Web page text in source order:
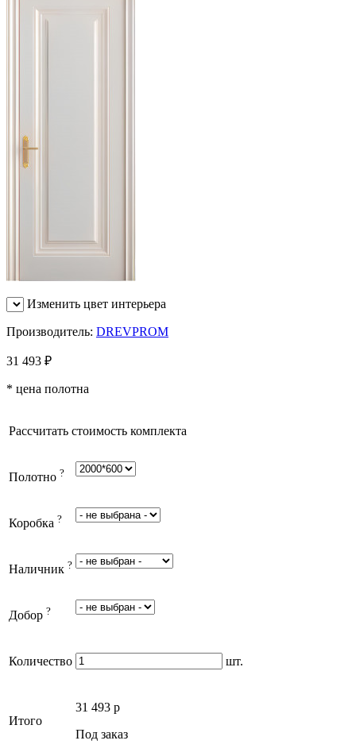
Изменить цвет интерьера
Производитель: DREVPROM
31 493 ₽
* цена полотна
Рассчитать стоимость комплекта
Полотно ?
Коробка ?
Наличник ?
Добор ?
Количество шт.
Итого
31 493 p
Под заказ